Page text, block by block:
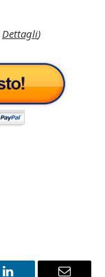
Dettagli)